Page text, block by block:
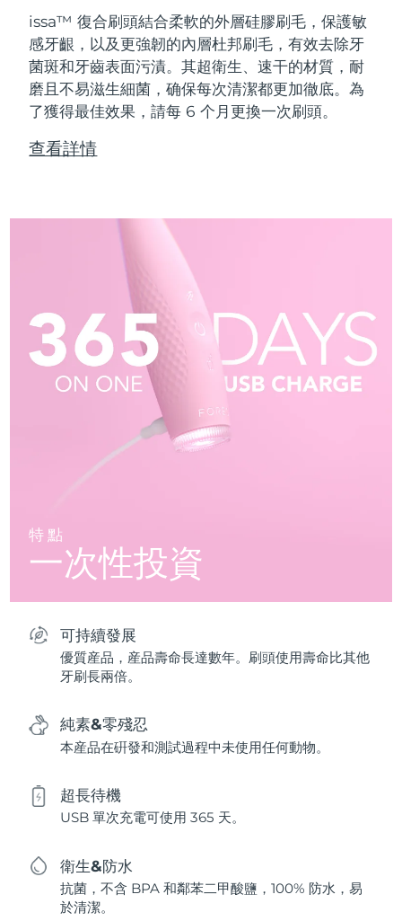
issa™ 復合刷頭結合柔軟的外層硅膠刷毛，保護敏
感牙齦，以及更強韌的內層杜邦刷毛，有效去除牙
菌斑和牙齒表面污漬。其超衛生、速干的材質，耐
磨且不易滋生細菌，确保每次清潔都更加徹底。為
了獲得最佳效果，請每 6 个月更換一次刷頭。
查看詳情
特點
一次性投資
可持續發展
優質産品，産品壽命長達數年。刷頭使用壽命比其他
牙刷長兩倍。
純素&零殘忍
本産品在硏發和測試過程中未使用任何動物。
超長待機
USB 單次充電可使用 365 天。
衛生&防水
抗菌，不含 BPA 和鄰苯二甲酸鹽，100% 防水，易
於清潔。